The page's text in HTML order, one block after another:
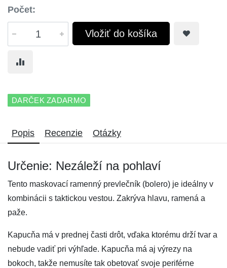
Počet:
Vložiť do košíka
DARČEK ZADARMO
Popis Recenzie Otázky
Určenie: Nezáleží na pohlaví
Tento maskovací ramenný prevlečník (bolero) je ideálny v
kombinácii s taktickou vestou. Zakrýva hlavu, ramená a
paže.
Kapucňa má v prednej časti drôt, vďaka ktorému drží tvar a
nebude vadiť pri výhľade. Kapucňa má aj výrezy na
bokoch, takže nemusíte tak obetovať svoje periférne